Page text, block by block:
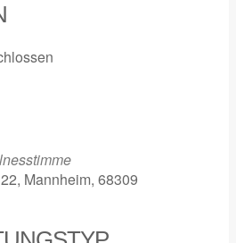
Mannheim, 68309